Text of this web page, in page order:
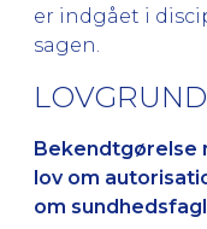
er indgået i
sagen.
Bekendtgørelse
lov om
om